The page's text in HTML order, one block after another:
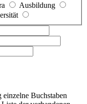
Ausbildung
Buchstaben